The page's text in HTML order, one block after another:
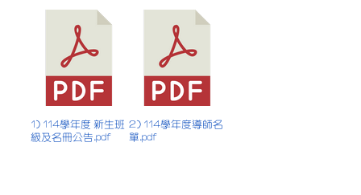
1) 114學年度 新生班
級及名冊公告.pdf
2) 114學年度導師名
單.pdf